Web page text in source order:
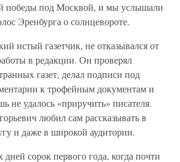
победы под Москвой, и мы услышали
Эренбурга о солнцевороте.
истый газетчик, не отказывался от
в редакции. Он проверял
газет, делал подписи под
к трофейным документам и
не удалось «приручить» писателя.
любил сам рассказывать в
и даже в широкой аудитории.
сорок первого года, когда почти